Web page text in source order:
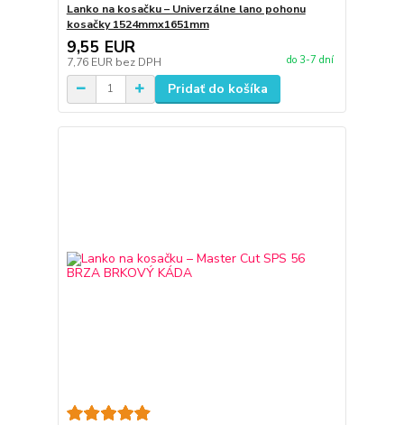
Lanko na kosačku – Univerzálne lano pohonu
kosačky 1524mmx1651mm
9,55 EUR
7,76 EUR bez DPH do 3-7 dní
Pridať do košíka